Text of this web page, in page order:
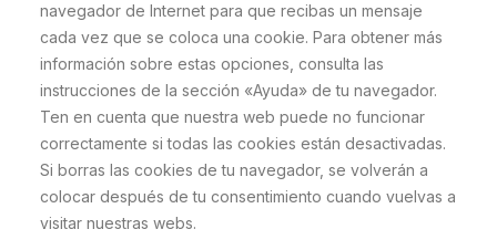
navegador de Internet para que recibas un mensaje
cada vez que se coloca una cookie. Para obtener más
información sobre estas opciones, consulta las
instrucciones de la sección «Ayuda» de tu navegador.
Ten en cuenta que nuestra web puede no funcionar
correctamente si todas las cookies están desactivadas.
Si borras las cookies de tu navegador, se volverán a
colocar después de tu consentimiento cuando vuelvas a
visitar nuestras webs.